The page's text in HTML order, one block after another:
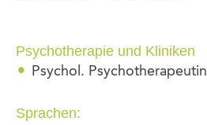
Psychotherapie und Kliniken
Psychol. Psychotherapeutin
Sprachen: